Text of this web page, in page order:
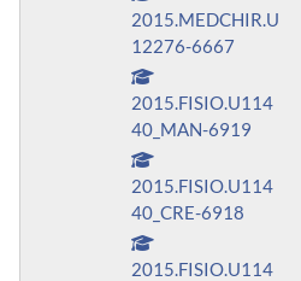
2015.MEDCHIR.U
12276-6667
2015.FISIO.U114
40_MAN-6919
2015.FISIO.U114
40_CRE-6918
2015.FISIO.U114